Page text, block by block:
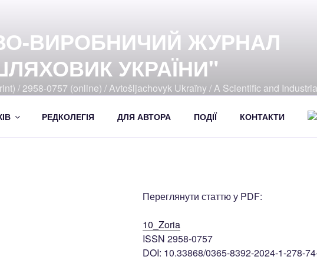
ВИРОБНИЧИЙ ЖУРНАЛ
УКРАЇНИ"
/ 2958-0757 (online) / Avtošljachovyk Ukraïny / A Scientific and
РЕДКОЛЕГІЯ ДЛЯ АВТОРА ПОДІЇ КОНТАКТИ
Переглянути статтю у PDF:
10_Zoria
ISSN 2958-0757
DOI: 10.33868/0365-8392-2024-1-278-